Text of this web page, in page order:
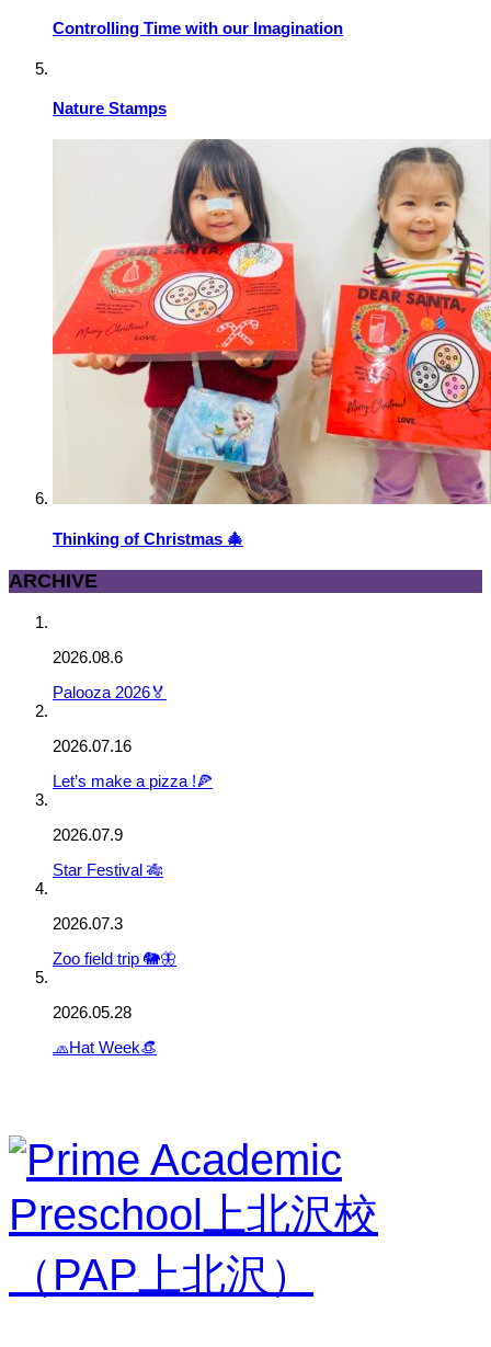
Controlling Time with our Imagination
Nature Stamps
Thinking of Christmas 🎄
ARCHIVE
2026.08.6
Palooza 2026🏅
2026.07.16
Let’s make a pizza !🍕
2026.07.9
Star Festival 🎋
2026.07.3
Zoo field trip 🐘🦋
2026.05.28
🧢Hat Week👒